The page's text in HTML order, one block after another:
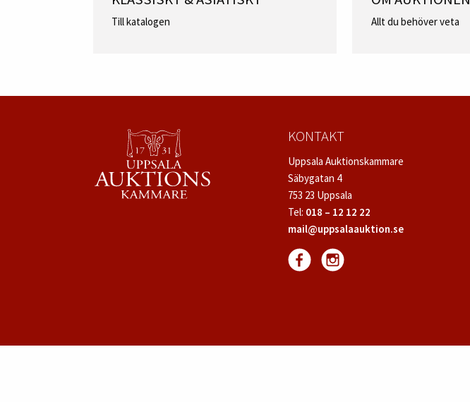
Till katalogen Allt du behöver veta
KONTAKT
Uppsala Auktionskammare
Säbygatan 4
753 23 Uppsala
Tel: 018 – 12 12 22
mail@uppsalaauktion.se